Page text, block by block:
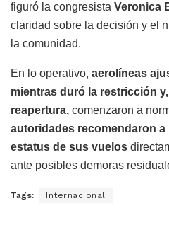
figuró la congresista Veronica
claridad sobre la decisión y el
la comunidad.
En lo operativo, aerolíneas
mientras duró la restricción
reapertura, comenzaron a
autoridades recomendaron a
estatus de sus vuelos
ante posibles demoras
Tags: Internacional